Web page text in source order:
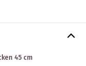
45 cm